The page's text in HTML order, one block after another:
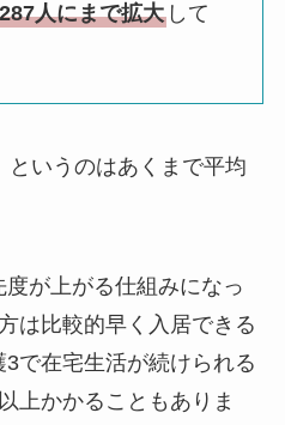
人にまで拡大して
というのはあくまで平均
が上がる仕組みになっ
は比較的早く入居できる
で在宅生活が続けられる
上かかることもありま